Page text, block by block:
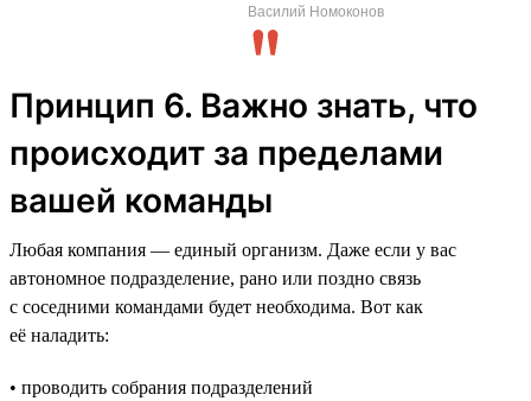
Василий Номоконов
Принцип 6. Важно знать, что
происходит за пределами
вашей команды
Любая компания — единый организм. Даже если у вас
автономное подразделение, рано или поздно связь
с соседними командами будет необходима. Вот как
её наладить:
• проводить собрания подразделений